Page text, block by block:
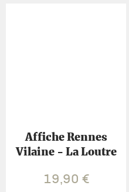
Affiche Rennes
Vilaine - La Loutre
19,90 €